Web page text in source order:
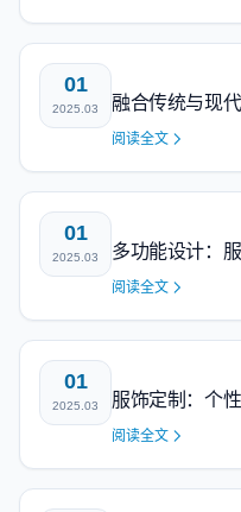
01
2025.03 融合传统与现
阅读全文
01
2025.03 多功能设计：
阅读全文
01
2025.03 服饰定制：个
阅读全文